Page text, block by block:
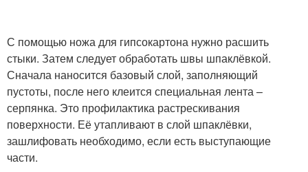
С помощью ножа для гипсокартона нужно расшить
стыки. Затем следует обработать швы шпаклёвкой.
Сначала наносится базовый слой, заполняющий
пустоты, после него клеится специальная лента –
серпянка. Это профилактика растрескивания
поверхности. Её утапливают в слой шпаклёвки,
зашлифовать необходимо, если есть выступающие
части.